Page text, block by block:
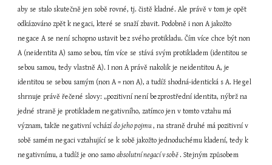
aby se stalo skutečně jen sobě rovné, tj. čistě kladné. Ale právě v tom je opět
odkázováno zpět k negaci, které se snaží zbavit. Podobně i non A jakožto
negace A se není schopno ustavit bez svého protikladu. Čím více chce být non
A (neidentita A) samo sebou, tím více se stává svým protikladem (identitou se
sebou samou, tedy vlastně A). I non A právě nakolik je neidentitou A, je
identitou se sebou samým (non A = non A), a tudíž shodná-identická s A. Hegel
shrnuje právě řečené slovy: „pozitivní není bezprostřední identita, nýbrž na
jedné straně je protikladem negativního, zatímco jen v tomto vztahu má
význam, takže negativní vchází do jeho pojmu , na straně druhé má pozitivní v
sobě samém negaci vztahující se k sobě jakožto jednoduchému kladení, tedy k
negativnímu, a tudíž je ono samo absolutní negací v sobě . Stejným způsobem